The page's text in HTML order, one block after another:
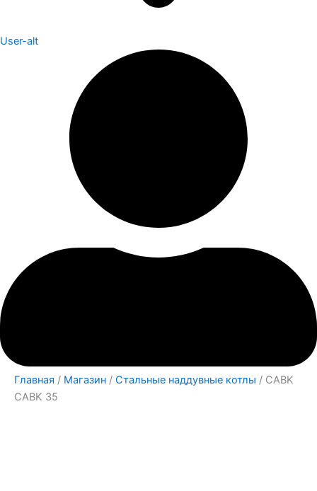
User-alt
Главная / Магазин / Стальные наддувные котлы / CABK
CABK 35